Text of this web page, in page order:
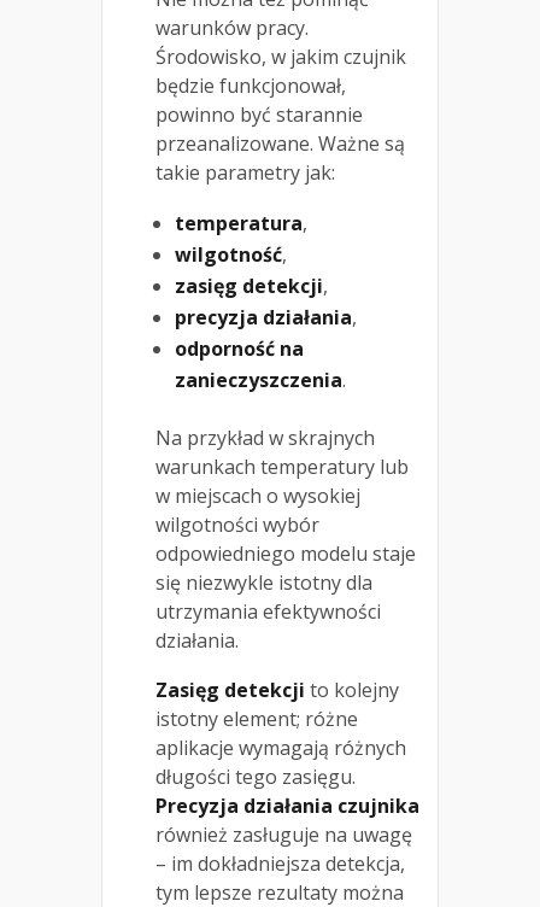
warunków pracy.
Środowisko, w jakim czujnik
będzie funkcjonował,
powinno być starannie
przeanalizowane. Ważne są
takie parametry jak:
temperatura,
wilgotność,
zasięg detekcji,
precyzja działania,
odporność na
zanieczyszczenia.
Na przykład w skrajnych
warunkach temperatury lub
w miejscach o wysokiej
wilgotności wybór
odpowiedniego modelu staje
się niezwykle istotny dla
utrzymania efektywności
działania.
Zasięg detekcji to kolejny
istotny element; różne
aplikacje wymagają różnych
długości tego zasięgu.
Precyzja działania czujnika
również zasługuje na uwagę
– im dokładniejsza detekcja,
tym lepsze rezultaty można